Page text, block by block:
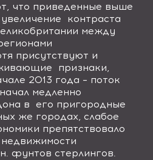
что приведенные выше
контраста
между
присутствуют и
признаки,
2013 года – поток
медленно
в его пригородные
же городах, слабое
препятствовало
фунтов стерлингов.